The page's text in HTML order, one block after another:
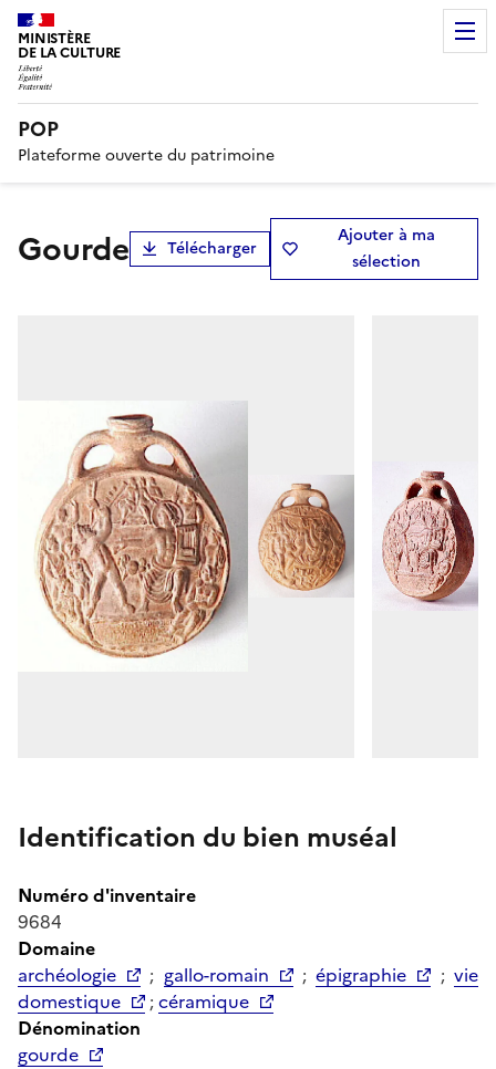
MINISTÈRE
DE LA CULTURE
POP
Plateforme ouverte du patrimoine
gourde Télécharger
Ajouter à ma
sélection
Identification du bien muséal
Numéro d'inventaire
9684
Domaine
archéologie
; gallo-romain ;épigraphie ;vie
domestique
;céramique
Dénomination
gourde